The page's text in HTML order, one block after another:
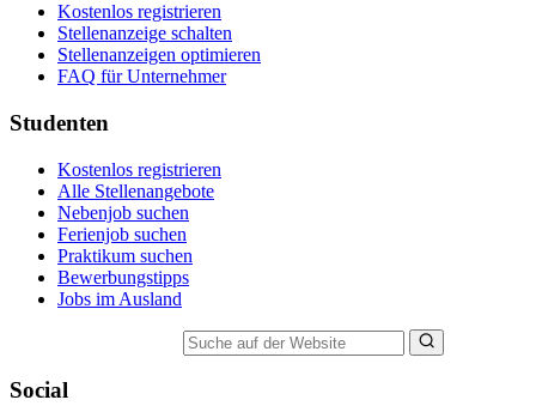
Kostenlos registrieren
Stellenanzeige schalten
Stellenanzeigen optimieren
FAQ für Unternehmer
Studenten
Kostenlos registrieren
Alle Stellenangebote
Nebenjob suchen
Ferienjob suchen
Praktikum suchen
Bewerbungstipps
Jobs im Ausland
Social